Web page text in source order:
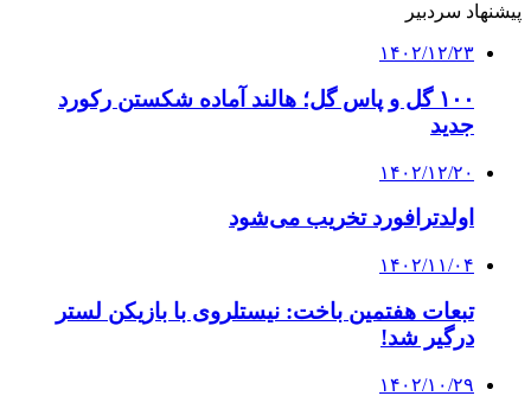
پیشنهاد سردبیر
۱۴۰۲/۱۲/۲۳
۱۰۰ گل و پاس گل؛ هالند آماده شکستن رکورد
جدید
۱۴۰۲/۱۲/۲۰
اولدترافورد تخریب می‌شود
۱۴۰۲/۱۱/۰۴
تبعات هفتمین باخت: نیستلروی با بازیکن لستر
درگیر شد!
۱۴۰۲/۱۰/۲۹